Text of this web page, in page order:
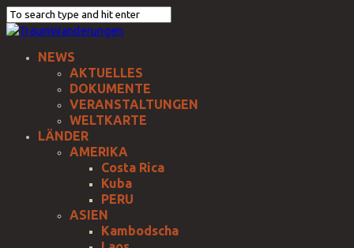
NEWS
AKTUELLES
DOKUMENTE
VERANSTALTUNGEN
WELTKARTE
LÄNDER
AMERIKA
Costa Rica
Kuba
PERU
ASIEN
Kambodscha